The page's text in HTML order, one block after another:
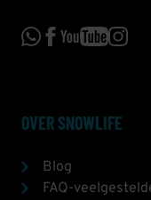
OVER SNOWLIFE
Blog
FAQ-